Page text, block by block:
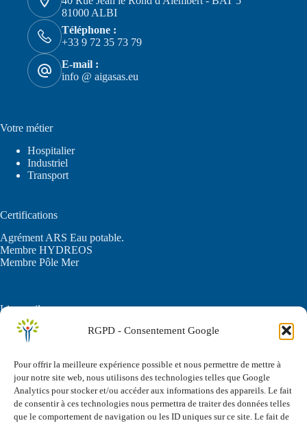
RGPD - Consentement Google
Pour offrir la meilleure expérience possible et nous permettre de mettre à
jour notre site web, nous utilisons des technologies telles que Google
Analytics pour stocker et/ou accéder aux informations des appareils. Le fait
de consentir à ces technologies nous permettra de traiter des données telles
que le comportement de navigation ou les ID uniques sur ce site. Le fait de
81000 ALBI
Téléphone :
+33 9 72 35 73 79
E-mail :
info @ aigasas.eu
Votre métier
Hospitalier
Industriel
Transport
Certifications
Agrément ARS Eau potable.
Membre HYDREOS
Membre Pôle Mer
Liens utiles
C.G.U.
Politique de confidentialité
Vos questions
Comment supprimer le biofilm sans chimie ?